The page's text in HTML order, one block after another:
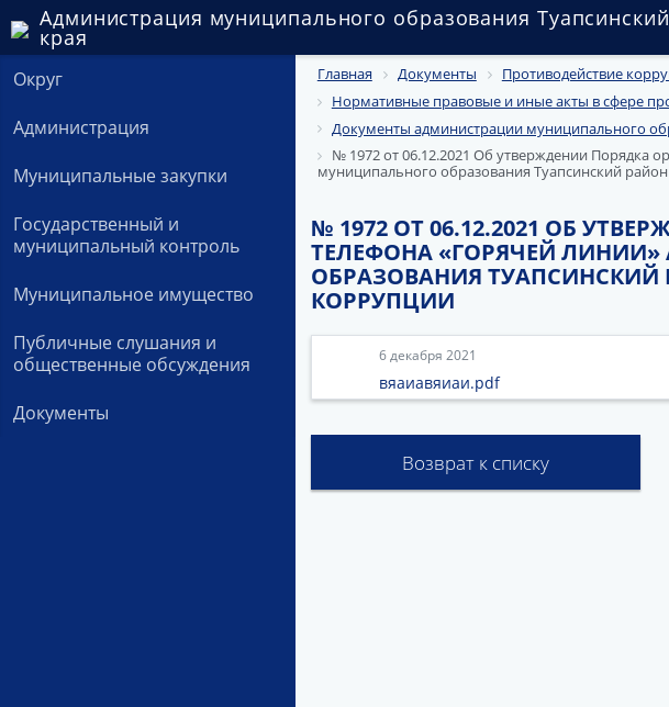
Администрация муниципального образования
края
Округ
Администрация
Муниципальные закупки
Государственный и
муниципальный контроль
Муниципальное имущество
Публичные слушания и
общественные обсуждения
Документы
Главная Документы
Противодействие
Нормативные правовые и иные акты в сфере
Документы администрации муниципального
№ 1972 от 06.12.2021 Об утверждении Порядка
муниципального образования Туапсинский
№ 1972 ОТ 06.12.2021 ОБ
ТЕЛЕФОНА «ГОРЯЧЕЙ
ОБРАЗОВАНИЯ
КОРРУПЦИИ
6 декабря 2021
вяаиавяиаи.pdf
Возврат к списку